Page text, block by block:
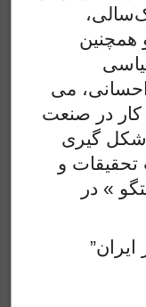
همچنین
احسانی، می
کار در صنعت
شکل گیری
تحقیقات و
» در